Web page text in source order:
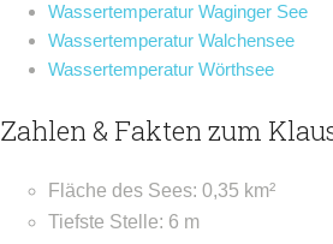
Wassertemperatur Waginger See
Wassertemperatur Walchensee
Wassertemperatur Wörthsee
Zahlen & Fakten zum
Fläche des Sees: 0,35 km²
Tiefste Stelle: 6 m